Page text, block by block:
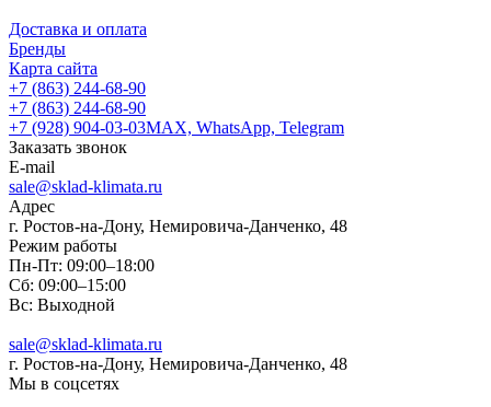
Доставка и оплата
Бренды
Карта сайта
+7 (863) 244-68-90
+7 (863) 244-68-90
+7 (928) 904-03-03MAX, WhatsApp, Telegram
Заказать звонок
E-mail
sale@sklad-klimata.ru
Адрес
г. Ростов-на-Дону, Немировича-Данченко, 48
Режим работы
Пн-Пт: 09:00–18:00
Сб: 09:00–15:00
Вс: Выходной
sale@sklad-klimata.ru
г. Ростов-на-Дону, Немировича-Данченко, 48
Мы в соцсетях